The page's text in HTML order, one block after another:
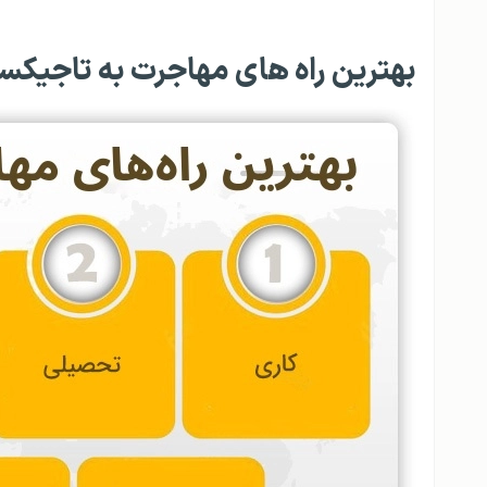
بهترین راه های مهاجرت به